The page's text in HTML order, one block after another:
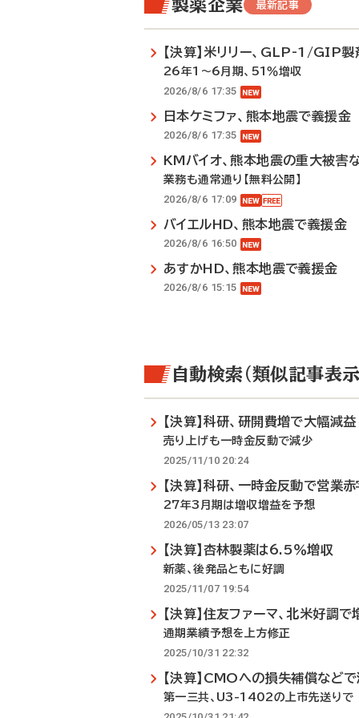
製薬企業 最新記事
【決算】米リリー、GLP-1/GIP製
26年1～6月期、51％増収
2026/8/6 17:35
日本ケミファ、熊本地震で義援金
2026/8/6 17:35
KMバイオ、熊本地震の重大被害
業務も通常通り【無料公開】
2026/8/6 17:09
バイエルHD、熊本地震で義援金
2026/8/6 16:50
あすかHD、熊本地震で義援金
2026/8/6 15:15
自動検索（類似記事表示
【決算】科研、研開費増で大幅減益
売り上げも一時金反動で減少
2025/11/10 20:24
【決算】科研、一時金反動で営業赤
27年3月期は増収増益を予想
2026/05/13 23:07
【決算】杏林製薬は6.5％増収
新薬、後発品ともに好調
2025/11/07 19:54
【決算】住友ファーマ、北米好調
通期業績予想を上方修正
2025/10/31 22:32
【決算】CMOへの損失補償など
第一三共、U3-1402の上市先送りで